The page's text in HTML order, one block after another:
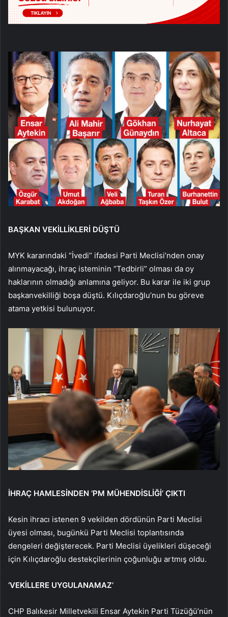
BAŞKAN VEKİLLİKLERİ DÜŞTÜ
MYK kararındaki “İvedi’’ ifadesi Parti Meclisi’nden onay
alınmayacağı, ihraç isteminin “Tedbirli” olması da oy
haklarının olmadığı anlamına geliyor. Bu karar ile iki grup
başkanvekilliği boşa düştü. Kılıçdaroğlu’nun bu göreve
atama yetkisi bulunuyor.
İHRAÇ HAMLESİNDEN ‘PM MÜHENDİSLİĞİ’ ÇIKTI
Kesin ihracı istenen 9 vekilden dördünün Parti Meclisi
üyesi olması, bugünkü Parti Meclisi toplantısında
dengeleri değişterecek. Parti Meclisi üyelikleri düşeceği
için Kılıçdaroğlu destekçilerinin çoğunluğu artmış oldu.
‘VEKİLLERE UYGULANAMAZ’
CHP Balıkesir Milletvekili Ensar Aytekin Parti Tüzüğü’nün